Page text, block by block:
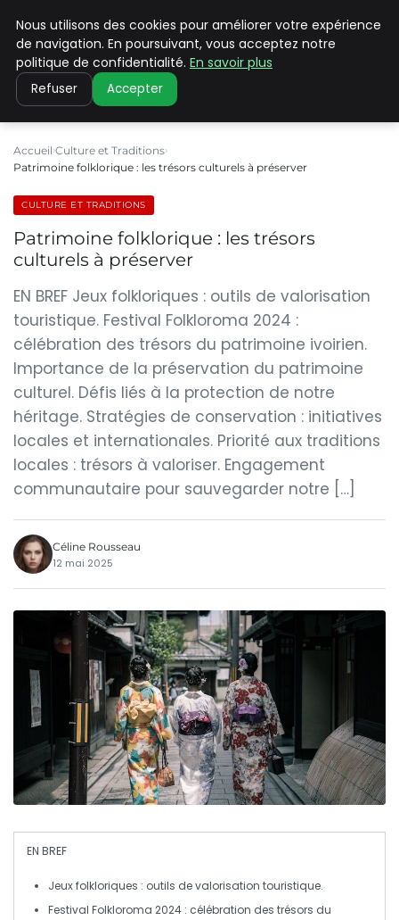
PILAT PATRIMOINES
Accueil Culture et Traditions
Patrimoine folklorique : les trésors culturels à préserver
CULTURE ET TRADITIONS
Patrimoine folklorique : les trésors
culturels à préserver
EN BREF Jeux folkloriques : outils de valorisation
touristique. Festival Folkloroma 2024 :
célébration des trésors du patrimoine ivoirien.
Importance de la préservation du patrimoine
culturel. Défis liés à la protection de notre
héritage. Stratégies de conservation : initiatives
locales et internationales. Priorité aux traditions
locales : trésors à valoriser. Engagement
communautaire pour sauvegarder notre […]
Céline Rousseau
12 mai 2025
EN BREF
Jeux folkloriques : outils devalorisation touristique.
Festival Folkloroma 2024 : célébration des trésors du
Nous utilisons des cookies pour améliorer votre expérience
de navigation. En poursuivant, vous acceptez notre
politique de confidentialité. En savoir plus
Refuser Accepter